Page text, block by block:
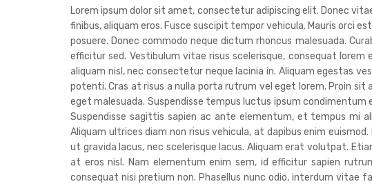
Lorem ipsum dolor sit amet, consectetur adipiscing elit. Donec
finibus, aliquam eros. Fusce suscipit tempor vehicula. Mauris orci
posuere. Donec commodo neque dictum rhoncus malesuada.
efficitur sed. Vestibulum vitae risus scelerisque, consequat
aliquam nisl, nec consectetur neque lacinia in. Aliquam egestas
potenti. Cras at risus a nulla porta rutrum vel eget lorem. Proin sit
eget malesuada. Suspendisse tempus luctus ipsum
Suspendisse sagittis sapien ac ante elementum, et tempus mi
Aliquam ultrices diam non risus vehicula, at dapibus enim
ut gravida lacus, nec scelerisque lacus. Aliquam erat volutpat.
at eros nisl. Nam elementum enim sem, id efficitur sapien
consequat nisi pretium non. Phasellus nunc odio, interdum vitae